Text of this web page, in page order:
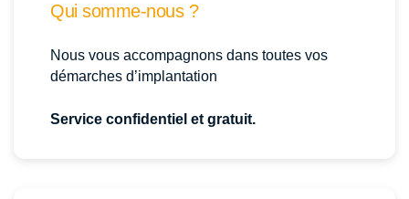
Qui somme-nous ?
Nous vous accompagnons dans toutes vos
démarches d’implantation
Service confidentiel et gratuit.